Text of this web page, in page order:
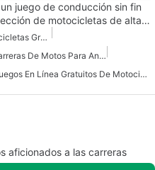
juego de conducción sin fin
de motocicletas de alta…
Juegos De Carreras De Bicicletas Gratis
Juego De Carreras De Motos Para Android
Juegos En Línea Gratuitos De Motocicletas
aficionados a las carreras